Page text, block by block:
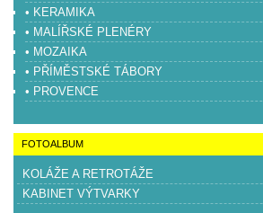
• KERAMIKA
• MALÍŘSKÉ PLENÉRY
• MOZAIKA
• PŘÍMĚSTSKÉ TÁBORY
• PROVENCE
FOTOALBUM
KOLÁŽE A RETROTÁŽE
KABINET VÝTVARKY